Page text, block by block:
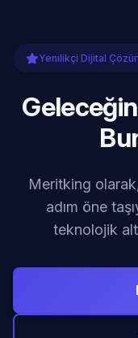
Yenilikçi Dijital
Meritking
adım öne
teknolojik